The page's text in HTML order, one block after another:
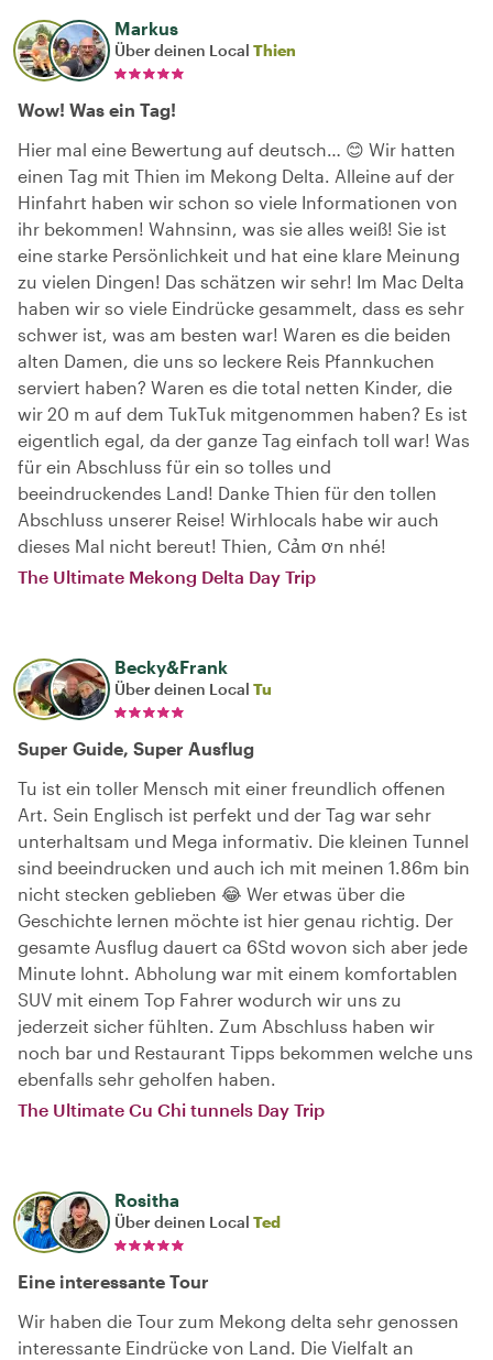
Markus
Über deinen Local Thien
Wow! Was ein Tag!
Hier mal eine Bewertung auf deutsch… 😊 Wir hatten
einen Tag mit Thien im Mekong Delta. Alleine auf der
Hinfahrt haben wir schon so viele Informationen von
ihr bekommen! Wahnsinn, was sie alles weiß! Sie ist
eine starke Persönlichkeit und hat eine klare Meinung
zu vielen Dingen! Das schätzen wir sehr! Im Mac Delta
haben wir so viele Eindrücke gesammelt, dass es sehr
schwer ist, was am besten war! Waren es die beiden
alten Damen, die uns so leckere Reis Pfannkuchen
serviert haben? Waren es die total netten Kinder, die
wir 20 m auf dem TukTuk mitgenommen haben? Es ist
eigentlich egal, da der ganze Tag einfach toll war! Was
für ein Abschluss für ein so tolles und
beeindruckendes Land! Danke Thien für den tollen
Abschluss unserer Reise! Wirhlocals habe wir auch
dieses Mal nicht bereut! Thien, Cảm ơn nhé!
The Ultimate Mekong Delta Day Trip
Becky&Frank
Über deinen Local Tu
Super Guide, Super Ausflug
Tu ist ein toller Mensch mit einer freundlich offenen
Art. Sein Englisch ist perfekt und der Tag war sehr
unterhaltsam und Mega informativ. Die kleinen Tunnel
sind beeindrucken und auch ich mit meinen 1.86m bin
nicht stecken geblieben 😂 Wer etwas über die
Geschichte lernen möchte ist hier genau richtig. Der
gesamte Ausflug dauert ca 6Std wovon sich aber jede
Minute lohnt. Abholung war mit einem komfortablen
SUV mit einem Top Fahrer wodurch wir uns zu
jederzeit sicher fühlten. Zum Abschluss haben wir
noch bar und Restaurant Tipps bekommen welche uns
ebenfalls sehr geholfen haben.
The Ultimate Cu Chi tunnels Day Trip
Rositha
Über deinen Local Ted
Eine interessante Tour
Wir haben die Tour zum Mekong delta sehr genossen
interessante Eindrücke von Land. Die Vielfalt an